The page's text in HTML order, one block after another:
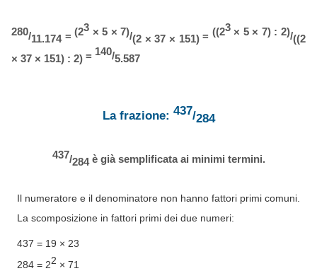
280/11.174 =(23 × 5 × 7)/(2 × 37 × 151)= ((23× 5 × 7) : 2)/((2
× 37 × 151) : 2) = 140/5.587
La frazione: 437/284
437/284 è già semplificata ai minimi termini.
Il numeratore e il denominatore non hanno fattori primi comuni.
La scomposizione in fattori primi dei due numeri:
437 = 19 × 23
284 = 22 × 71